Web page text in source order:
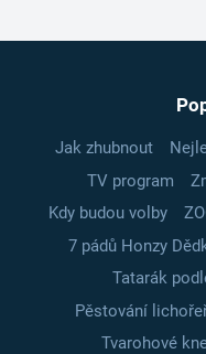
Jak zhubnout
TV program
Kdy budou volby
7 pádů Honzy
Tatarák
Pěstování
Tvarohové